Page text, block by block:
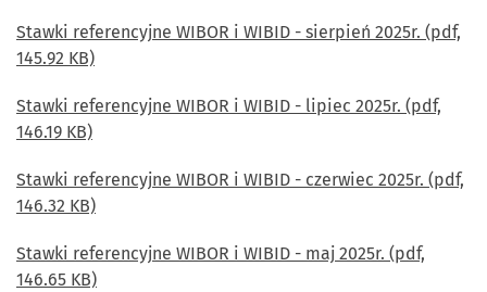
Stawki referencyjne WIBOR i WIBID - sierpień 2025r. (pdf,
145.92 KB)
Stawki referencyjne WIBOR i WIBID - lipiec 2025r. (pdf,
146.19 KB)
Stawki referencyjne WIBOR i WIBID - czerwiec 2025r. (pdf,
146.32 KB)
Stawki referencyjne WIBOR i WIBID - maj 2025r. (pdf,
146.65 KB)